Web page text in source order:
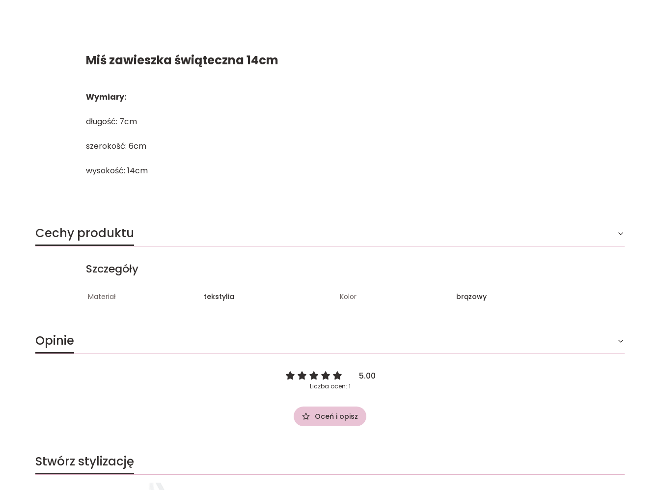
Miś zawieszka świąteczna 14cm
Wymiary:
długość: 7cm
szerokość: 6cm
wysokość: 14cm
Cechy produktu
Szczegóły
Materiał tekstylia Kolor brązowy
Opinie
5.00
Liczba ocen: 1
Oceń i opisz
Stwórz stylizację